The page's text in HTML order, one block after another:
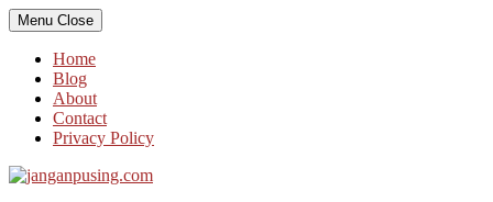
Skip
to
content
Menu Close
Home
Blog
About
Contact
Privacy Policy